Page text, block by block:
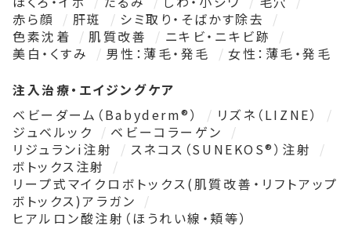
赤ら顔
肝斑
シミ取り・そばかす除去
色素沈着
肌質改善
ニキビ・ニキビ跡
美白・くすみ
男性：薄毛・発毛
女性：薄毛・発毛
注入治療・エイジングケア
ベビーダーム（Babyderm®）
リズネ（LIZNE）
ジュベルック
ベビーコラーゲン
リジュランi注射
スネコス（SUNEKOS®）注射
ボトックス注射
リープ式マイクロボトックス(肌質改善・リフトアップ
ボトックス)アラガン
ヒアルロン酸注射（ほうれい線・頬等）